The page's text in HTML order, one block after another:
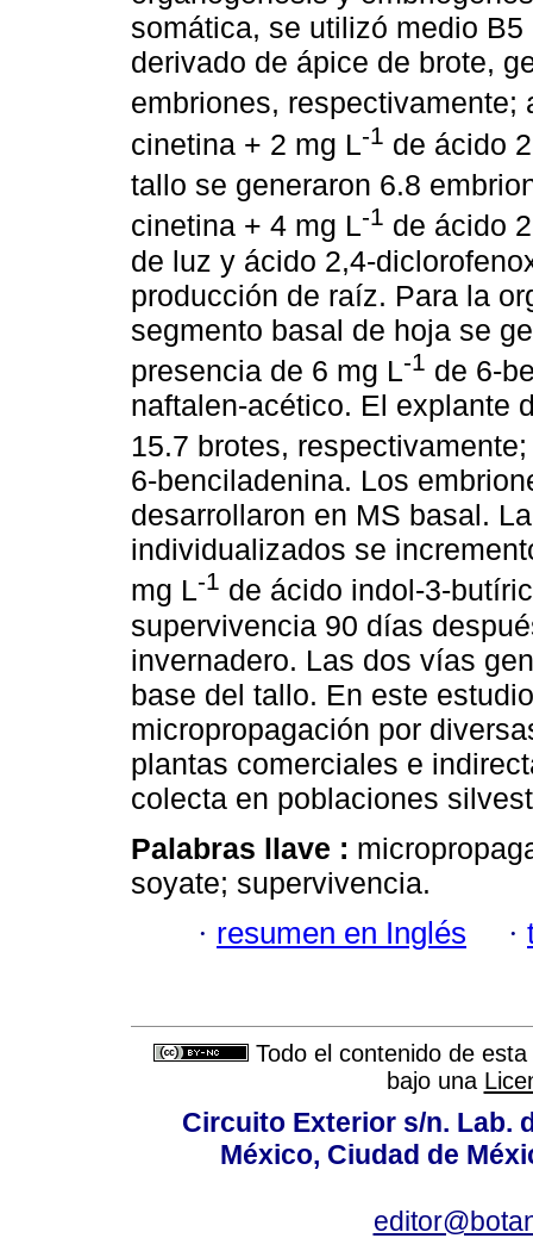
somática, se utilizó medio
derivado de ápice de brote,
embriones, respectivamente;
cinetina + 2 mg L-1 de ácido
tallo se generaron 6.8
cinetina + 4 mg L-1 de ácido
de luz y ácido 2,4-
producción de raíz. Para la
segmento basal de hoja se
presencia de 6 mg L-1 de 6-
naftalen-acético. El explante
15.7 brotes,
6-benciladenina. Los
desarrollaron en MS basal.
individualizados se
mg L-1 de ácido indol-3-
supervivencia 90 días
invernadero. Las dos vías
base del tallo. En este
micropropagación por
plantas comerciales e
colecta en poblaciones
Palabras llave :
soyate; supervivencia.
· resumen en Inglés ·
Todo el contenido de
bajo una
Circuito Exterior s/n. Lab.
México, Ciudad de